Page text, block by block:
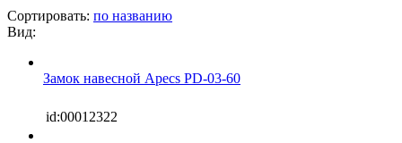
Сортировать: по названию
Вид:
Замок навесной Apecs PD-03-60
id:00012322